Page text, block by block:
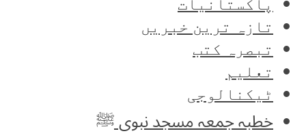
تازہ ترین خبریں
تبصرہ کتب
تعلیم
ٹیکنالوجی
خطبہ جمعہ مسجد نبوی ﷺ